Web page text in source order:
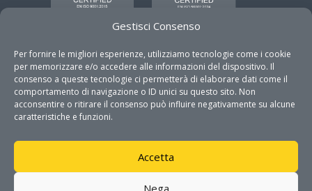
Gestisci Consenso
Per fornire le migliori esperienze, utilizziamo tecnologie come i cookie
per memorizzare e/o accedere alle informazioni del dispositivo. Il
consenso a queste tecnologie ci permetterà di elaborare dati come il
comportamento di navigazione o ID unici su questo sito. Non
acconsentire o ritirare il consenso può influire negativamente su alcune
caratteristiche e funzioni.
Accetta
Nega
GET IN TOUCH
Via Monteroni 165 c/o Campus